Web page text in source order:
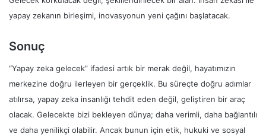
yapay zekanın birleşimi, inovasyonun yeni çağını başlatacak.
Sonuç
“Yapay zeka gelecek” ifadesi artık bir merak değil, hayatımızın
merkezine doğru ilerleyen bir gerçeklik. Bu süreçte doğru adımlar
atılırsa, yapay zeka insanlığı tehdit eden değil, geliştiren bir araç
olacak. Gelecekte bizi bekleyen dünya; daha verimli, daha bağlantılı
ve daha yenilikçi olabilir. Ancak bunun için etik, hukuki ve sosyal